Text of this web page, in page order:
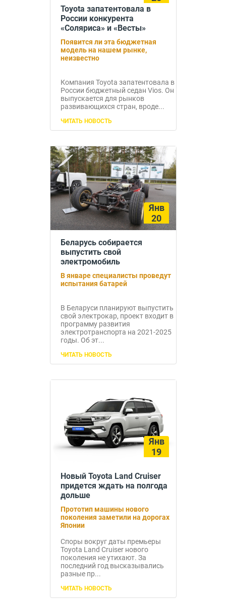
Toyota запатентовала в
России конкурента
«Соляриса» и «Весты»
Появится ли эта бюджетная
модель на нашем рынке,
неизвестно
Компания Toyota запатентовала в
России бюджетный седан Vios. Он
выпускается для рынков
развивающихся стран, вроде...
ЧИТАТЬ НОВОСТЬ
Янв
20
Беларусь собирается
выпустить свой
электромобиль
В январе специалисты проведут
испытания батарей
В Беларуси планируют выпустить
свой электрокар, проект входит в
программу развития
электротранспорта на 2021-2025
годы. Об эт...
ЧИТАТЬ НОВОСТЬ
Янв
19
Новый Toyota Land Cruiser
придется ждать на полгода
дольше
Прототип машины нового
поколения заметили на дорогах
Японии
Споры вокруг даты премьеры
Toyota Land Cruiser нового
поколения не утихают. За
последний год высказывались
разные пр...
ЧИТАТЬ НОВОСТЬ